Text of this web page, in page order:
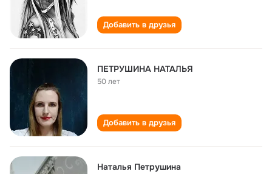
Добавить в друзья
ПЕТРУШИНА НАТАЛЬЯ
50 лет
Добавить в друзья
Наталья Петрушина